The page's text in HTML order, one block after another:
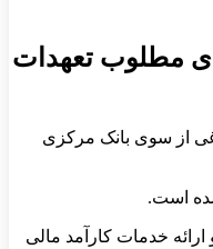
سال 1404 تا تاریخ 11 آذر نشان‌ دهنده ایفای مطلوب تعهدات
تسهیلات به متقاضیان پرداخت شده است که معادل ۱.۰۶ برابر تحقق سهمیه ابلاغی از سوی بانک مرکزی
خدمات کارآمد مالی